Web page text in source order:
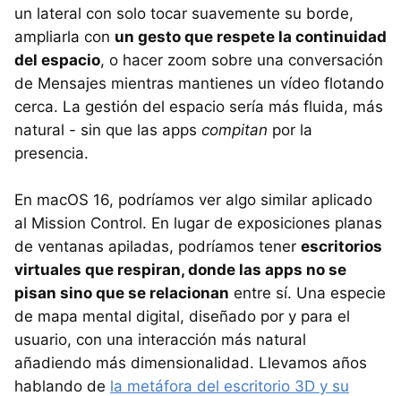
un lateral con solo tocar suavemente su borde,
ampliarla con un gesto que respete la continuidad
del espacio, o hacer zoom sobre una conversación
de Mensajes mientras mantienes un vídeo flotando
cerca. La gestión del espacio sería más fluida, más
natural - sin que las apps compitan por la
presencia.
En macOS 16, podríamos ver algo similar aplicado
al Mission Control. En lugar de exposiciones planas
de ventanas apiladas, podríamos tener escritorios
virtuales que respiran, donde las apps no se
pisan sino que se relacionan entre sí. Una especie
de mapa mental digital, diseñado por y para el
usuario, con una interacción más natural
añadiendo más dimensionalidad. Llevamos años
hablando de la metáfora del escritorio 3D y su